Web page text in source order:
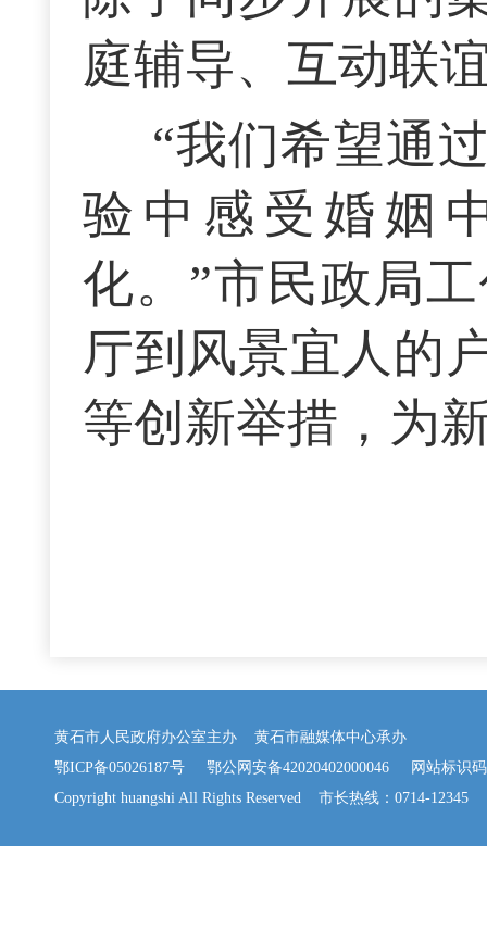
庭辅导、互动联
“我们希望通
验中感受婚姻
化。”市民政局
厅到风景宜人的
等创新举措，为
黄石市人民政府办公室主办 黄石市融媒体中心承办
鄂ICP备05026187号
鄂公网安备42020402000046 网站标识码
Copyright huangshi All Rights Reserved 市长热线：0714-12345